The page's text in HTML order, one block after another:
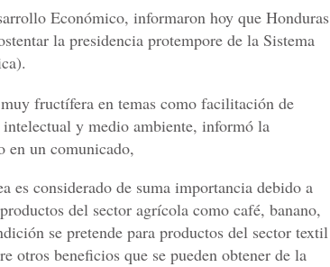
Económico, informaron hoy que Honduras
la presidencia protempore de la Sistema
fructífera en temas como facilitación de
y medio ambiente, informó la
en un comunicado,
es considerado de suma importancia debido a
del sector agrícola como café, banano,
se pretende para productos del sector textil
otros beneficios que se pueden obtener de la